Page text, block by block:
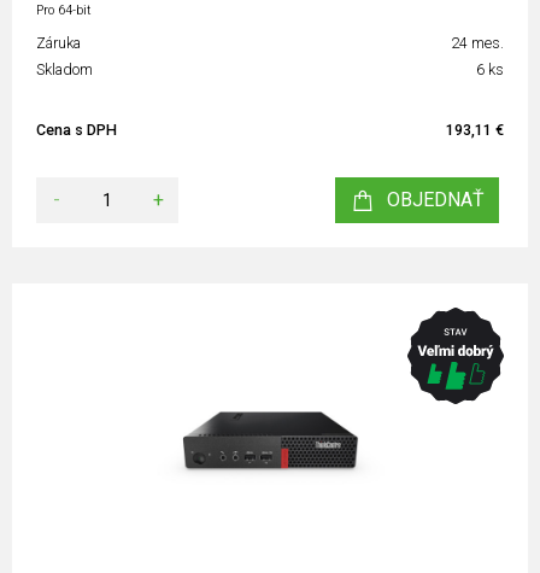
Pro 64-bit
Záruka
24 mes.
Skladom
6 ks
Cena s DPH 193,11 €
- + OBJEDNAŤ